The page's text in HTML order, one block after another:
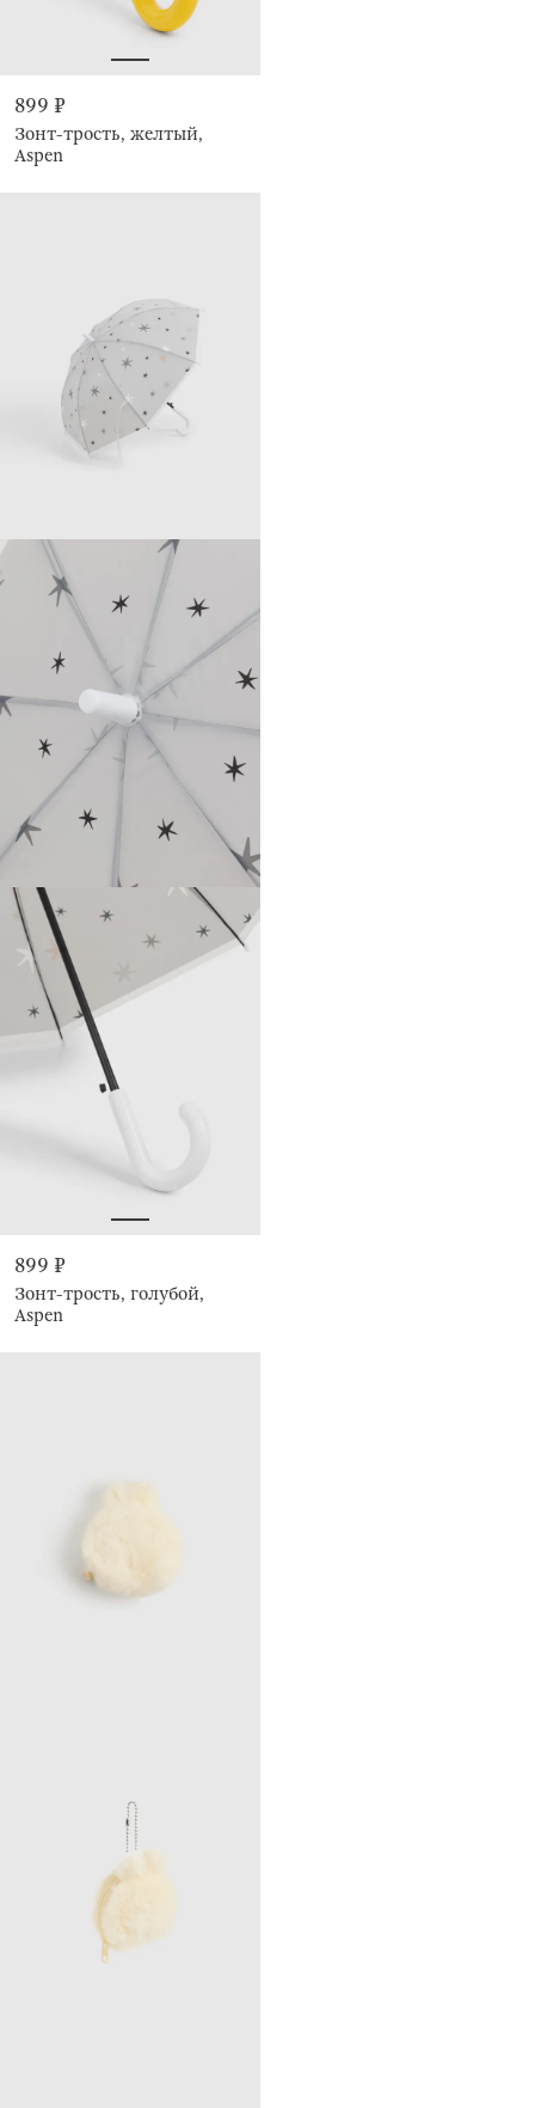
899 ₽
Зонт-трость, желтый,
Aspen
899 ₽
Зонт-трость, голубой,
Aspen